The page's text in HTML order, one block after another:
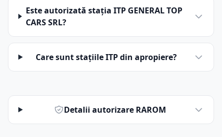
Este autorizată stația ITP GENERAL TOP
CARS SRL?
Care sunt stațiile ITP din apropiere?
Detalii autorizare RAROM